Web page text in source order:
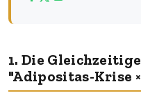
1. Die
"Adipositas-Krise